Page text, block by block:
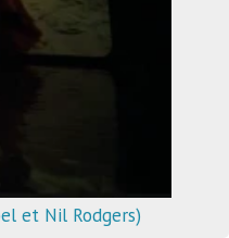
et Nil Rodgers)